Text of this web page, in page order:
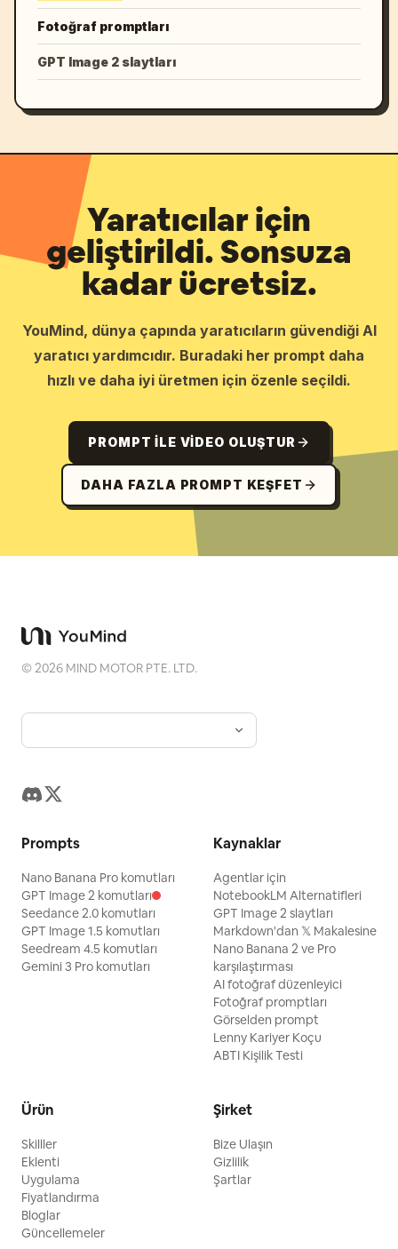
Fotoğraf promptları
GPT Image 2 slaytları
Yaratıcılar için
geliştirildi. Sonsuza
kadar ücretsiz.
YouMind, dünya çapında yaratıcıların güvendiği AI
yaratıcı yardımcıdır. Buradaki her prompt daha
hızlı ve daha iyi üretmen için özenle seçildi.
PROMPT ILE VIDEO OLUŞTUR
DAHA FAZLA PROMPT KEŞFET
©2026 MIND MOTOR PTE. LTD.
Prompts
Nano Banana Pro komutları
GPT Image 2 komutları
Seedance 2.0 komutları
GPT Image 1.5 komutları
Seedream 4.5 komutları
Gemini 3 Pro komutları
Kaynaklar
Agentlar için
NotebookLM Alternatifleri
GPT Image 2 slaytları
Markdown'dan 𝕏 Makalesine
Nano Banana 2 ve Pro
karşılaştırması
AI fotoğraf düzenleyici
Fotoğraf promptları
Görselden prompt
Lenny Kariyer Koçu
ABTI Kişilik Testi
Ürün
Skilller
Eklenti
Uygulama
Fiyatlandırma
Bloglar
Güncellemeler
Şirket
Bize Ulaşın
Gizlilik
Şartlar